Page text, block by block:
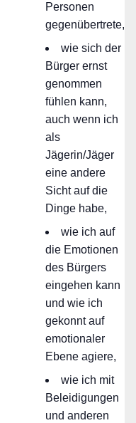
Personen
gegenübertrete,
wie sich der
Bürger ernst
genommen
fühlen kann,
auch wenn ich
als
Jägerin/Jäger
eine andere
Sicht auf die
Dinge habe,
wie ich auf
die Emotionen
des Bürgers
eingehen kann
und wie ich
gekonnt auf
emotionaler
Ebene agiere,
wie ich mit
Beleidigungen
und anderen